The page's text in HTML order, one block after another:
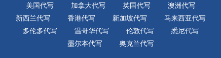
美国代写
加拿大代写 英国代写
澳洲代写
新西兰代写
香港代写 新加坡代写
马来西亚代写
多伦多代写
温哥华代写 伦敦代写
悉尼代写
墨尔本代写
奥克兰代写